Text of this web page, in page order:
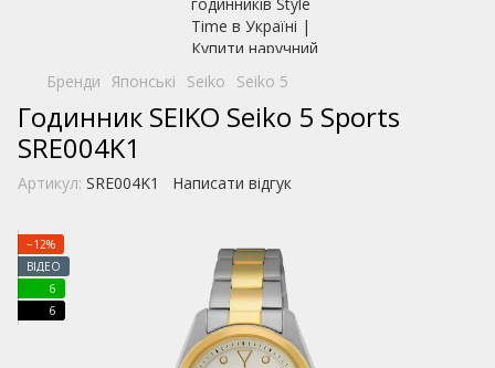
Бренди Японські Seiko Seiko 5
Годинник SEIKO Seiko 5 Sports
SRE004K1
Артикул: SRE004K1 Написати відгук
−12%
ВІДЕО
6
6